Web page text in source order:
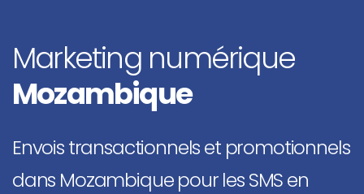
Marketing numérique
Mozambique
Envois transactionnels et promotionnels
dans Mozambique pour les SMS en